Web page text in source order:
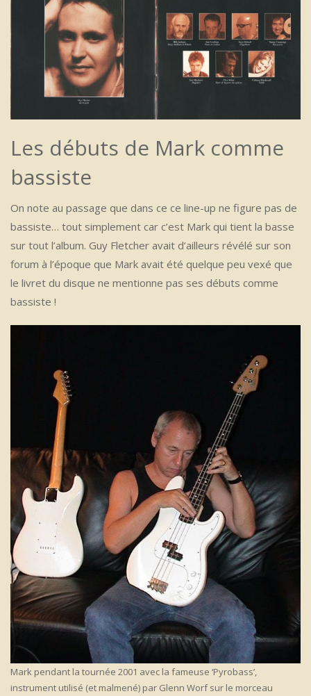
Les débuts de Mark comme
bassiste
On note au passage que dans ce ce line-up ne figure pas de
bassiste… tout simplement car c’est Mark qui tient la basse
sur tout l’album. Guy Fletcher avait d’ailleurs révélé sur son
forum à l’époque que Mark avait été quelque peu vexé que
le livret du disque ne mentionne pas ses débuts comme
bassiste !
Mark pendant la tournée 2001 avec la fameuse ‘Pyrobass’,
instrument utilisé (et malmené) par Glenn Worf sur le morceau